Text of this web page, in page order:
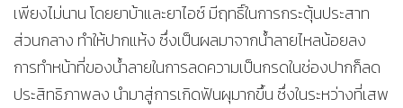
เพียงไม่นาน โดยยาบ้าและยาไอซ์ มีฤทธิ์ในการกระตุ้นประสาท
ส่วนกลาง ทำให้ปากแห้ง ซึ่งเป็นผลมาจากน้ำลายไหลน้อยลง
การทำหน้าที่ของน้ำลายในการลดความเป็นกรดในช่องปากก็ลด
ประสิทธิภาพลง นำมาสู่การเกิดฟันผุมากขึ้น ซึ่งในระหว่างที่เสพ